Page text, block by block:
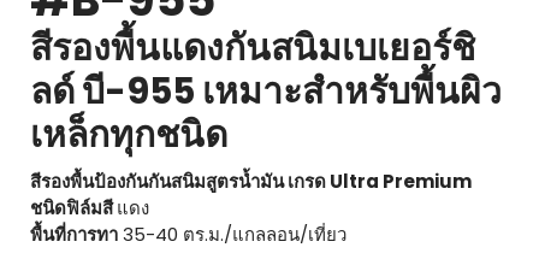
สีรองพื้นแดงกันสนิมเบเยอร์ชิ
ลด์ บี-955 เหมาะสำหรับพื้นผิว
เหล็กทุกชนิด
สีรองพื้นป้องกันกันสนิมสูตรน้ำมัน เกรด Ultra Premium
ชนิดฟิล์มสีแดง
พื้นที่การทา35-40 ตร.ม./แกลลอน/เที่ยว